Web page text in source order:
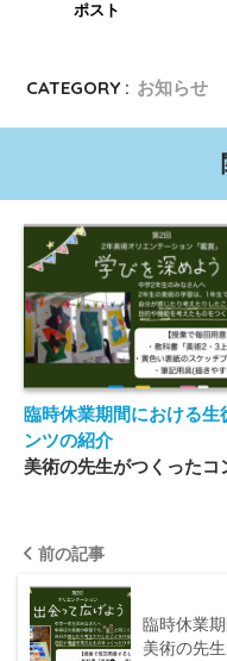
ポスト
CATEGORY : お知らせ
臨時休業期間における生
ンツの紹介
美術の先生がつくったコ
前の記事
臨時休業
美術の先